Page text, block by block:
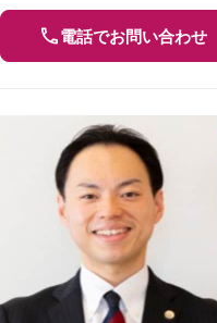
電話でお問い合わせ